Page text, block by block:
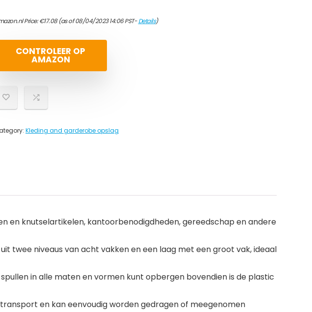
Price:€17.08(as of 08/04/2023 14:06 PST-Details)
CONTROLEER OP
AMAZON
Kleding and garderobe opslag
en knutselartikelen, kantoorbenodigdheden, gereedschap en andere
twee niveaus van acht vakken en een laag met een groot vak, ideaal
in alle maten en vormen kunt opbergen bovendien is de plastic
en kan eenvoudig worden gedragen of meegenomen